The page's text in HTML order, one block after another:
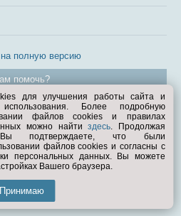
на полную версию
помочь?
1998—2026
для улучшения работы сайта и
Более подробную
файлов cookies и правилах
можно найтиздесь. Продолжая
Вы подтверждаете, что были
файлов cookies и согласны с
персональных данных. Вы можете
Вашего браузера.
Принимаю